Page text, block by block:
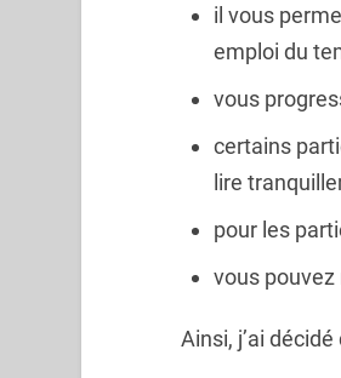
il vous
emploi du
vous
certains
lire
pour les
vous
Ainsi, j’ai